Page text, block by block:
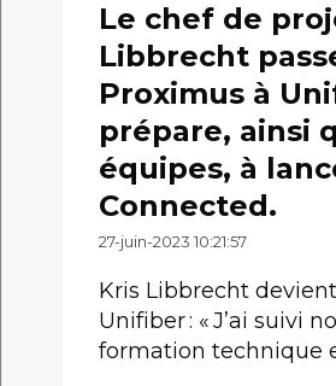
Le chef de
Libbrecht
Proximus à
prépare, ainsi
équipes, à
Connected.
27-juin-2023 10:21:57
Kris Libbrecht
Unifiber : « J’ai suivi
formation technique